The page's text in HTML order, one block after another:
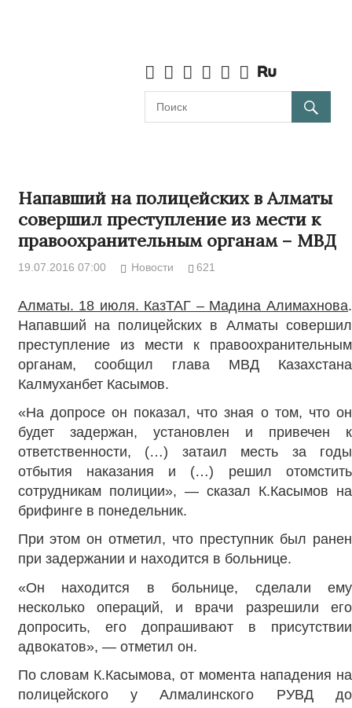
Напавший на полицейских в Алматы
совершил преступление из мести к
правоохранительным органам – МВД
19.07.2016 07:00 Новости 621
Алматы. 18 июля. КазТАГ – Мадина Алимахнова.
Напавший на полицейских в Алматы совершил
преступление из мести к правоохранительным
органам, сообщил глава МВД Казахстана
Калмуханбет Касымов.
«На допросе он показал, что зная о том, что он
будет задержан, установлен и привечен к
ответственности, (…) затаил месть за годы
отбытия наказания и (…) решил отомстить
сотрудникам полиции», — сказал К.Касымов на
брифинге в понедельник.
При этом он отметил, что преступник был ранен
при задержании и находится в больнице.
«Он находится в больнице, сделали ему
несколько операций, и врачи разрешили его
допросить, его допрашивают в присутствии
адвокатов», — отметил он.
По словам К.Касымова, от момента нападения на
полицейского у Алмалинского РУВД до